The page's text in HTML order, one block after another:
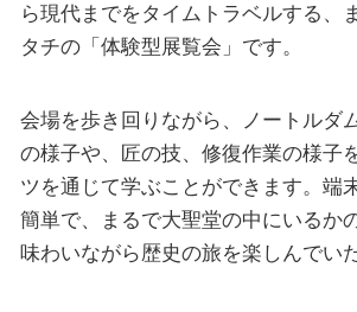
ら現代までをタイムトラベルする、
タチの「体験型展覧会」です。
会場を歩き回りながら、ノートルダ
の様子や、匠の技、修復作業の様子
ツを通じて学ぶことができます。端
簡単で、まるで大聖堂の中にいるか
味わいながら歴史の旅を楽しんでい